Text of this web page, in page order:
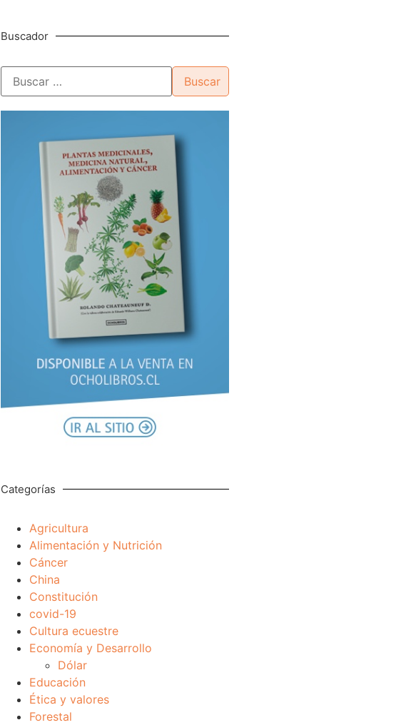
Buscador
Categorías
Agricultura
Alimentación y Nutrición
Cáncer
China
Constitución
covid-19
Cultura ecuestre
Economía y Desarrollo
Dólar
Educación
Ética y valores
Forestal